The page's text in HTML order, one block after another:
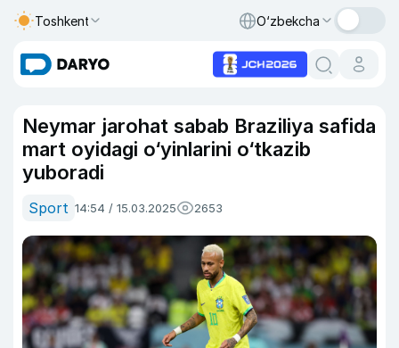
Toshkent O‘zbekcha
Neymar jarohat sabab Braziliya safida
mart oyidagi o‘yinlarini o‘tkazib
yuboradi
Sport 14:54 / 15.03.2025 2653